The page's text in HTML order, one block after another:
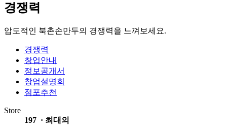
경쟁력
압도적인 북촌손만두의 경쟁력을 느껴보세요.
경쟁력
창업안내
정보공개서
창업설명회
점포추천
Store
197 · 최대의